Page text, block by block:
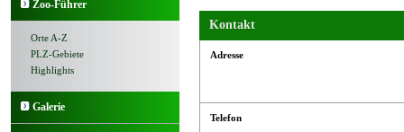
Zoo-Führer
Orte A-Z
PLZ-Gebiete
Highlights
Galerie
Kontakt
Adresse
Telefon